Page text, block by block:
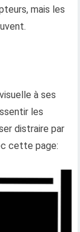
mais les
à ses
les
distraire par
cette page: